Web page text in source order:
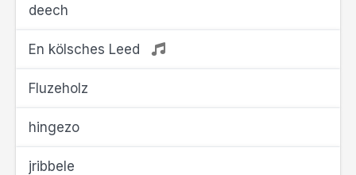
deech
En kölsches Leed
Fluzeholz
hingezo
jribbele